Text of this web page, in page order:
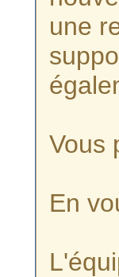
une
Vous
En